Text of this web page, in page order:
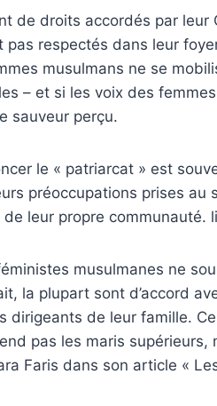
de droits accordés par leur
respectés dans leur
musulmans ne se
– et si les voix des
sauveur perçu.
le « patriarcat » est
préoccupations prises au
leur propre communauté.
musulmanes ne
la plupart sont d’accord
dirigeants de leur famille.
pas les maris supérieurs,
Faris dans son article «